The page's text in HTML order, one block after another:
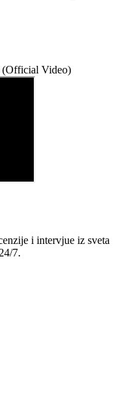
(Official Video)
i intervjue iz sveta
7.